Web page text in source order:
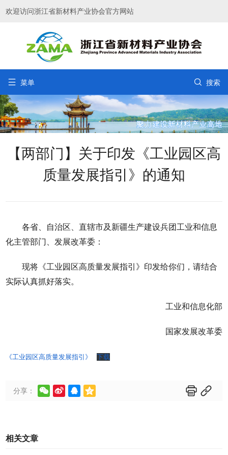
欢迎访问浙江省新材料产业协会官方网站
 菜单  搜索
【两部门】关于印发《工业园区高
质量发展指引》的通知
各省、自治区、直辖市及新疆生产建设兵团工业和信息
化主管部门、发展改革委：
现将《工业园区高质量发展指引》印发给你们，请结合
实际认真抓好落实。
工业和信息化部
国家发展改革委
《工业园区高质量发展指引》 下载
分享：      
相关文章